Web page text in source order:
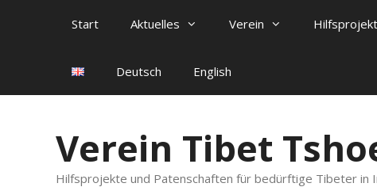
Start Aktuelles Verein
Deutsch English
Verein Tibet
Hilfsprojekte und Patenschaften für bedürftige Tibeter in